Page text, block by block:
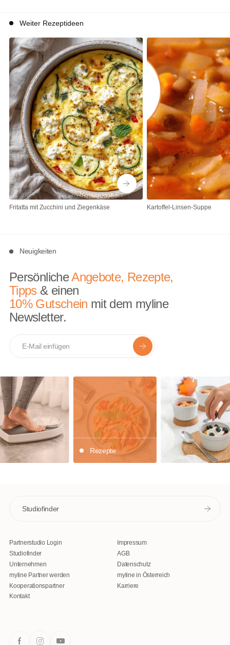
Weiter Rezeptideen
Fritatta mit Zucchini und Ziegenkäse Kartoffel-Linsen-Suppe
Neuigkeiten
PersönlicheAngebote, Rezepte,
Tipps & einen
10% Gutschein mit dem myline
Newsletter.
Rezepte
Studiofinder
Partnerstudio Login
Studiofinder
Unternehmen
myline Partner werden
Kooperationspartner
Kontakt
Impressum
AGB
Datenschutz
myline in Österreich
Karriere